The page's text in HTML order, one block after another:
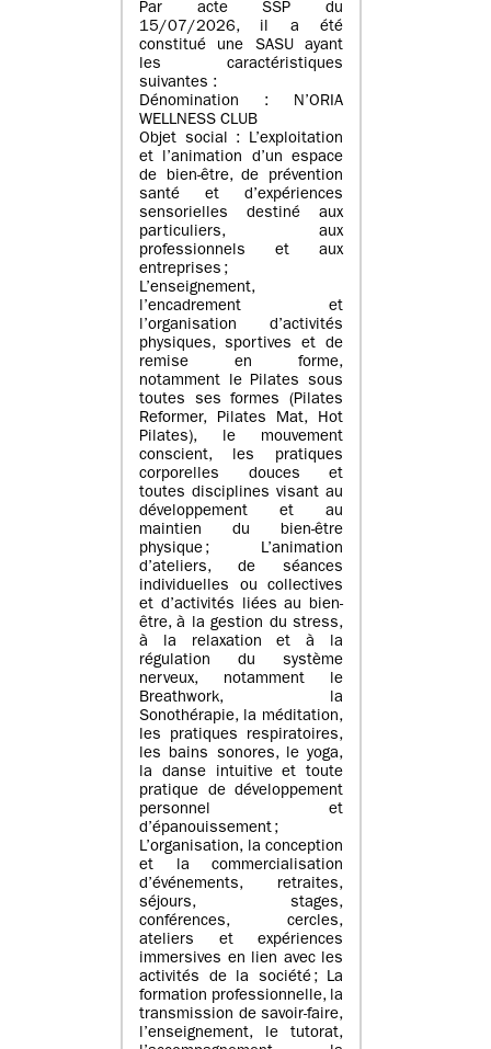
Par acte SSP du
15/07/2026, il a été
constitué une SASU ayant
les caractéristiques
suivantes :
Dénomination : N’ORIA
WELLNESS CLUB
Objet social : L’exploitation
et l’animation d’un espace
de bien-être, de prévention
santé et d’expériences
sensorielles destiné aux
particuliers, aux
professionnels et aux
entreprises ;
L’enseignement,
l’encadrement et
l’organisation d’activités
physiques, sportives et de
remise en forme,
notamment le Pilates sous
toutes ses formes (Pilates
Reformer, Pilates Mat, Hot
Pilates), le mouvement
conscient, les pratiques
corporelles douces et
toutes disciplines visant au
développement et au
maintien du bien-être
physique ; L’animation
d’ateliers, de séances
individuelles ou collectives
et d’activités liées au bien-
être, à la gestion du stress,
à la relaxation et à la
régulation du système
nerveux, notamment le
Breathwork, la
Sonothérapie, la méditation,
les pratiques respiratoires,
les bains sonores, le yoga,
la danse intuitive et toute
pratique de développement
personnel et
d’épanouissement ;
L’organisation, la conception
et la commercialisation
d’événements, retraites,
séjours, stages,
conférences, cercles,
ateliers et expériences
immersives en lien avec les
activités de la société ; La
formation professionnelle, la
transmission de savoir-faire,
l’enseignement, le tutorat,